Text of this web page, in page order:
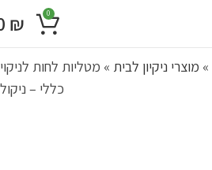
0
₪
» מוצרי ניקיון לבית » מטליות לחות לניקוי
כללי – ניקול